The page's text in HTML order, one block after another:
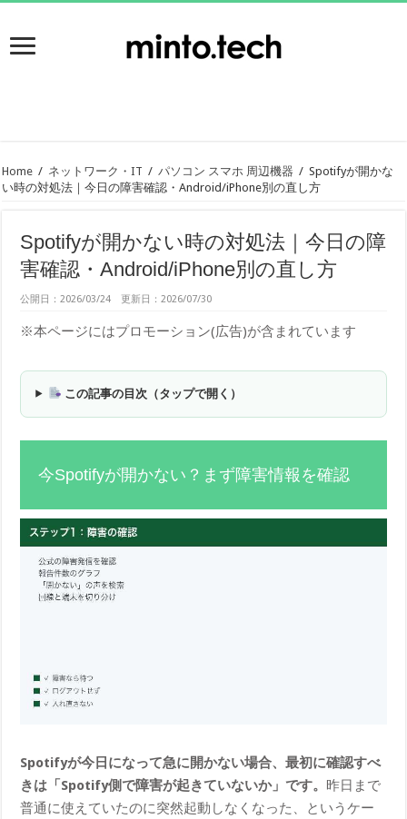
Home / ネットワーク・IT / パソコン スマホ 周辺機器 / Spotifyが開かな
い時の対処法｜今日の障害確認・Android/iPhone別の直し方
Spotifyが開かない時の対処法｜今日の障
害確認・Android/iPhone別の直し方
公開日：2026/03/24 更新日：2026/07/30
※本ページにはプロモーション(広告)が含まれています
この記事の目次（タップで開く）
今Spotifyが開かない？まず障害情報を確認
Spotifyが今日になって急に開かない場合、最初に確認すべ
きは「Spotify側で障害が起きていないか」です。 昨日まで
普通に使えていたのに突然起動しなくなった、というケー